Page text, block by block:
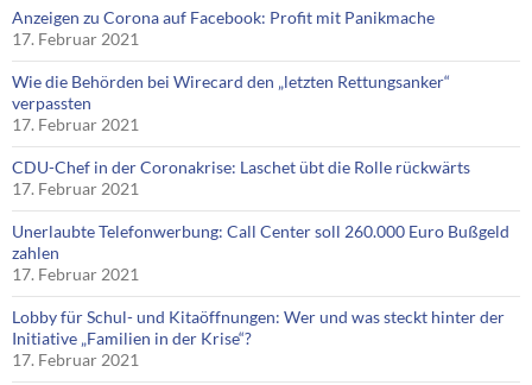
Anzeigen zu Corona auf Facebook: Profit mit Panikmache
17. Februar 2021
Wie die Behörden bei Wirecard den „letzten Rettungsanker“
verpassten
17. Februar 2021
CDU-Chef in der Coronakrise: Laschet übt die Rolle rückwärts
17. Februar 2021
Unerlaubte Telefonwerbung: Call Center soll 260.000 Euro Bußgeld
zahlen
17. Februar 2021
Lobby für Schul- und Kitaöffnungen: Wer und was steckt hinter der
Initiative „Familien in der Krise“?
17. Februar 2021